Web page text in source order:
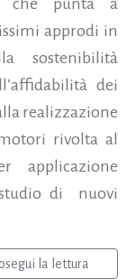
che punta a
approdi in
sostenibilità
dei
realizzazione
rivolta al
applicazione
di nuovi
la lettura